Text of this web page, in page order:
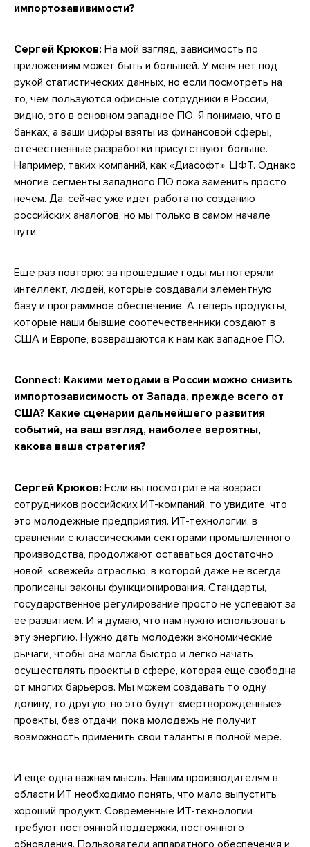
импортозавивимости?
Сергей Крюков: На мой взгляд, зависимость по
приложениям может быть и большей. У меня нет под
рукой статистических данных, но если посмотреть на
то, чем пользуются офисные сотрудники в России,
видно, это в основном западное ПО. Я понимаю, что в
банках, а ваши цифры взяты из финансовой сферы,
отечественные разработки присутствуют больше.
Например, таких компаний, как «Диасофт», ЦФТ. Однако
многие сегменты западного ПО пока заменить просто
нечем. Да, сейчас уже идет работа по созданию
российских аналогов, но мы только в самом начале
пути.
Еще раз повторю: за прошедшие годы мы потеряли
интеллект, людей, которые создавали элементную
базу и программное обеспечение. А теперь продукты,
которые наши бывшие соотечественники создают в
США и Европе, возвращаются к нам как западное ПО.
Connect: Какими методами в России можно снизить
импортозависимость от Запада, прежде всего от
США? Какие сценарии дальнейшего развития
событий, на ваш взгляд, наиболее вероятны,
какова ваша стратегия?
Сергей Крюков: Если вы посмотрите на возраст
сотрудников российских ИТ-компаний, то увидите, что
это молодежные предприятия. ИТ-технологии, в
сравнении с классическими секторами промышленного
производства, продолжают оставаться достаточно
новой, «свежей» отраслью, в которой даже не всегда
прописаны законы функционирования. Стандарты,
государственное регулирование просто не успевают за
ее развитием. И я думаю, что нам нужно использовать
эту энергию. Нужно дать молодежи экономические
рычаги, чтобы она могла быстро и легко начать
осуществлять проекты в сфере, которая еще свободна
от многих барьеров. Мы можем создавать то одну
долину, то другую, но это будут «мертворожденные»
проекты, без отдачи, пока молодежь не получит
возможность применить свои таланты в полной мере.
И еще одна важная мысль. Нашим производителям в
области ИТ необходимо понять, что мало выпустить
хороший продукт. Современные ИТ-технологии
требуют постоянной поддержки, постоянного
обновления. Пользователи аппаратного обеспечения и